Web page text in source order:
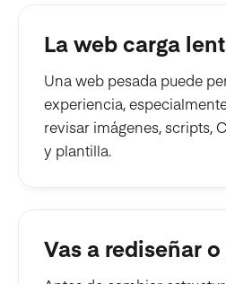
La web carga
Una web pesada puede
experiencia,
revisar imágenes, scripts,
y plantilla.
Vas a rediseñar